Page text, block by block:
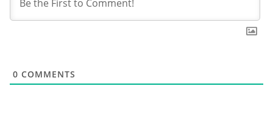
0 COMMENTS